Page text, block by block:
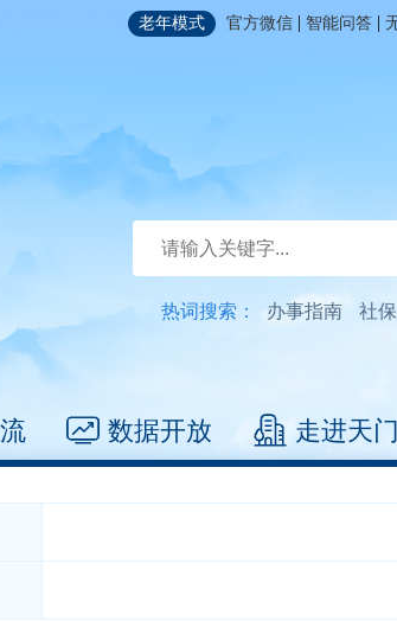
老年模式 官方微信 | 智能问答 |
热词搜索： 办事指南 社保
数据开放 走进天门